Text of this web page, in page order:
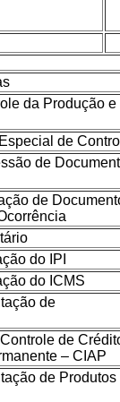
da Produção e
de
de
de
do IPI
do ICMS
de
de
– CIAP
de Produtos